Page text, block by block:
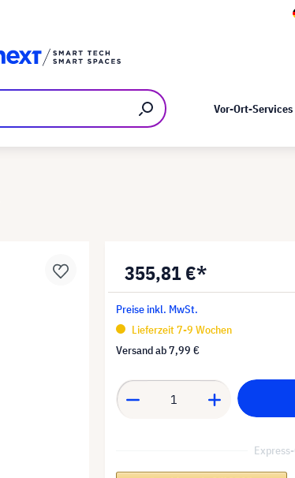
Vor-Ort-Services
355,81 €*
Preise inkl. MwSt.
Lieferzeit 7-9 Wochen
Versand ab7,99 €